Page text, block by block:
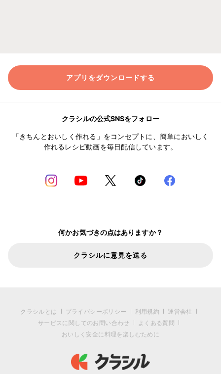
アプリをダウンロードする
クラシルの公式SNSをフォロー
「きちんとおいしく作れる」をコンセプトに、簡単においしく
作れるレシピ動画を毎日配信しています。
何かお気づきの点はありますか？
クラシルに意見を送る
クラシルとは プライバシーポリシー 利用規約
運営会社
サービスに関してのお問い合わせ
よくある質問
おいしく安全に料理を楽しむために